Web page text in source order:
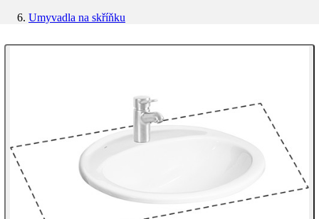
Umyvadla na skříňku